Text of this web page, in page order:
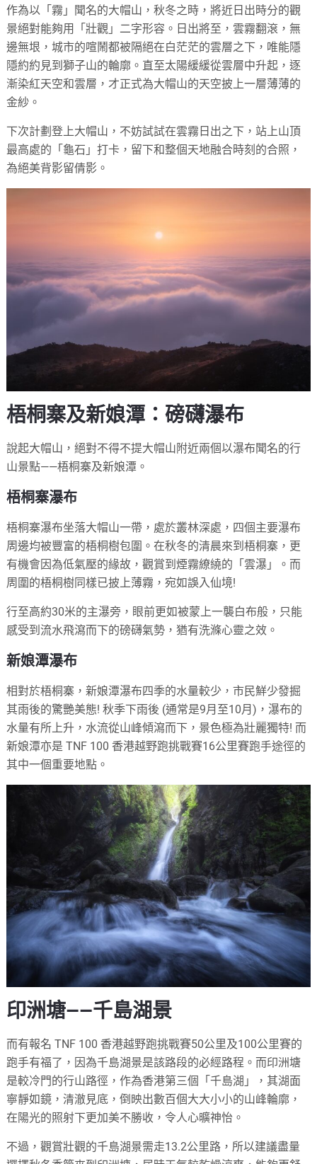
作為以「霧」聞名的大帽山，秋冬之時，將近日出時分的觀
景絕對能夠用「壯觀」二字形容。日出將至，雲霧翻滾，無
邊無垠，城市的喧鬧都被隔絕在白茫茫的雲層之下，唯能隱
隱約約見到獅子山的輪廓。直至太陽緩緩從雲層中升起，逐
漸染紅天空和雲層，才正式為大帽山的天空披上一層薄薄的
金紗。
下次計劃登上大帽山，不妨試試在雲霧日出之下，站上山頂
最高處的「龜石」打卡，留下和整個天地融合時刻的合照，
為絕美背影留倩影。
梧桐寨及新娘潭：磅礴瀑布
說起大帽山，絕對不得不提大帽山附近兩個以瀑布聞名的行
山景點——梧桐寨及新娘潭。
梧桐寨瀑布
梧桐寨瀑布坐落大帽山一帶，處於叢林深處，四個主要瀑布
周邊均被豐富的梧桐樹包圍。在秋冬的清晨來到梧桐寨，更
有機會因為低氣壓的緣故，觀賞到煙霧繚繞的「雲瀑」。而
周圍的梧桐樹同樣已披上薄霧，宛如誤入仙境!
行至高約30米的主瀑旁，眼前更如被蒙上一襲白布般，只能
感受到流水飛瀉而下的磅礴氣勢，猶有洗滌心靈之效。
新娘潭瀑布
相對於梧桐寨，新娘潭瀑布四季的水量較少，市民鮮少發掘
其雨後的驚艷美態! 秋季下雨後 (通常是9月至10月)，瀑布的
水量有所上升，水流從山峰傾瀉而下，景色極為壯麗獨特! 而
新娘潭亦是 TNF 100 香港越野跑挑戰賽16公里賽跑手途徑的
其中一個重要地點。
印洲塘——千島湖景
而有報名 TNF 100 香港越野跑挑戰賽50公里及100公里賽的
跑手有福了，因為千島湖景是該路段的必經路程。而印洲塘
是較冷門的行山路徑，作為香港第三個「千島湖」，其湖面
寧靜如鏡，清澈見底，倒映出數百個大大小小的山峰輪廓，
在陽光的照射下更加美不勝收，令人心曠神怡。
不過，觀賞壯觀的千島湖景需走13.2公里路，所以建議盡量